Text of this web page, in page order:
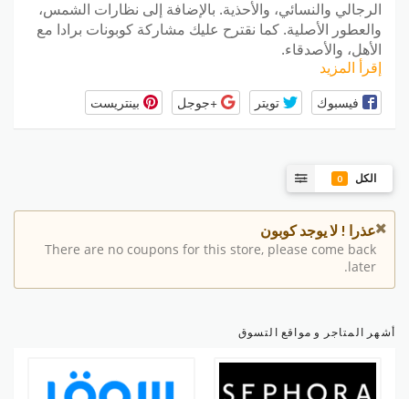
الرجالي والنسائي، والأحذية. بالإضافة إلى نظارات الشمس،
والعطور الأصلية. كما نقترح عليك مشاركة كوبونات برادا مع
الأهل، والأصدقاء.
إقرأ المزيد
فيسبوك تويتر +جوجل بينتريست
الكل 0
عذرا ! لا يوجد كوبون
There are no coupons for this store, please come back
later.
أشهر المتاجر و مواقع التسوق